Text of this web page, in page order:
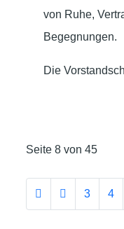
von Ruhe,
Begegnungen.
Die
Seite 8 von 45
3 4